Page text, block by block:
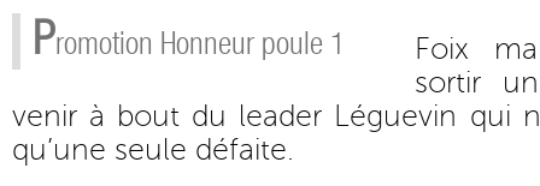
Promotion Honneur poule 1
Foix
sortir
venir à bout du leader Léguevin qui
qu’une seule défaite.